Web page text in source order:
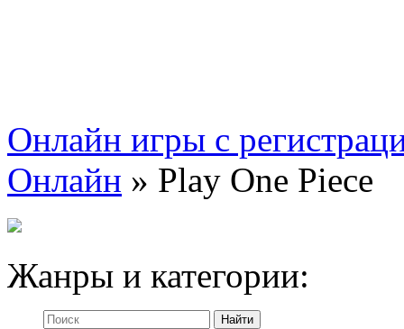
Онлайн игры с
Онлайн » Play One Piece
Жанры и категории: